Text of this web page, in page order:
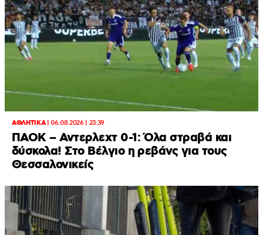
ΑΘΛΗΤΙΚΑ|06.08.2026 | 23:39
ΠΑΟΚ – Αντερλεχτ 0-1: Όλα στραβά και
δύσκολα! Στο Βέλγιο η ρεβάνς για τους
Θεσσαλονικείς